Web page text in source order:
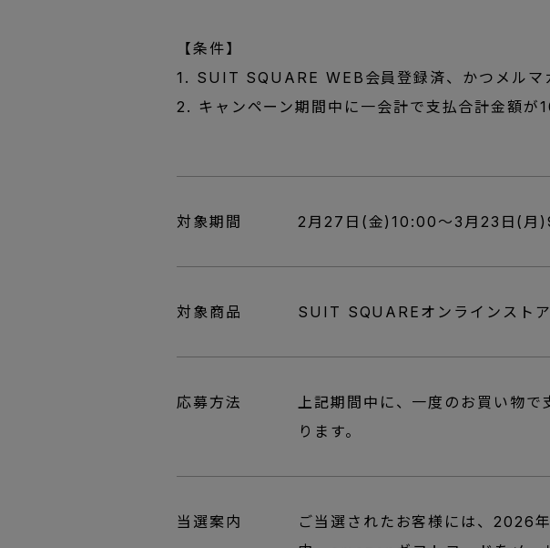
【条件】
1. SUIT SQUARE WEB会員登録済、かつメルマ
2. キャンペーン期間中に一会計で支払合計金額
対象期間 2月27日(金)10:00～3月23日(月
対象商品 SUIT SQUAREオンラインスト
応募方法
上記期間中に、一度のお買い物
ります。
当選案内
ご当選されたお客様には、2026